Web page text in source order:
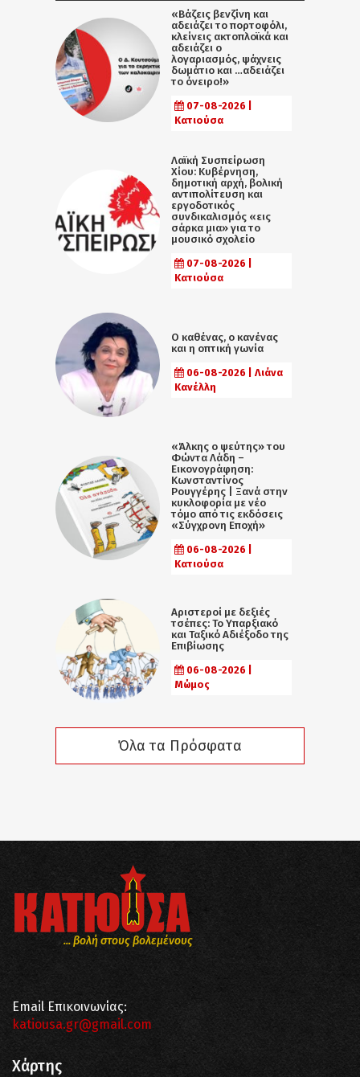
«Βάζεις βενζίνη και
αδειάζει το πορτοφόλι,
κλείνεις ακτοπλοϊκά και
αδειάζει ο
λογαριασμός, ψάχνεις
δωμάτιο και …αδειάζει
το όνειρο!»
07-08-2026 |
Κατιούσα
Λαϊκή Συσπείρωση
Χίου: Κυβέρνηση,
δημοτική αρχή, βολική
αντιπολίτευση και
εργοδοτικός
συνδικαλισμός «εις
σάρκα μια» για το
μουσικό σχολείο
07-08-2026 |
Κατιούσα
Ο καθένας, ο κανένας
και η οπτική γωνία
06-08-2026 | Λιάνα
Κανέλλη
«Άλκης ο ψεύτης» του
Φώντα Λάδη –
Εικονογράφηση:
Κωνσταντίνος
Ρουγγέρης | Ξανά στην
κυκλοφορία με νέο
τόμο από τις εκδόσεις
«Σύγχρονη Εποχή»
06-08-2026 |
Κατιούσα
Αριστεροί με δεξιές
τσέπες: Το Υπαρξιακό
και Ταξικό Αδιέξοδο της
Επιβίωσης
06-08-2026 |
Μώμος
Όλα τα Πρόσφατα
... βολή στους βολεμένους
Email Επικοινωνίας:
katiousa.gr@gmail.com
Χάρτης